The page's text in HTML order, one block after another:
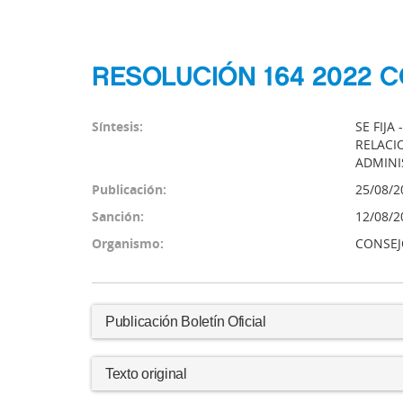
RESOLUCIÓN 164 2022
Síntesis:
SE
Publicación:
25/08/
Sanción:
12/08/
Organismo:
Publicación Boletín Oficial
Texto original